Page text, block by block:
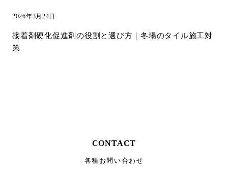
2026年3月24日
接着剤硬化促進剤の役割と選び方｜冬場のタイル施工対
策
CONTACT
各種お問い合わせ